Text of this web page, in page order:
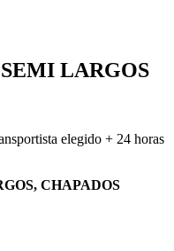
LARGOS
elegido + 24 horas
CHAPADOS